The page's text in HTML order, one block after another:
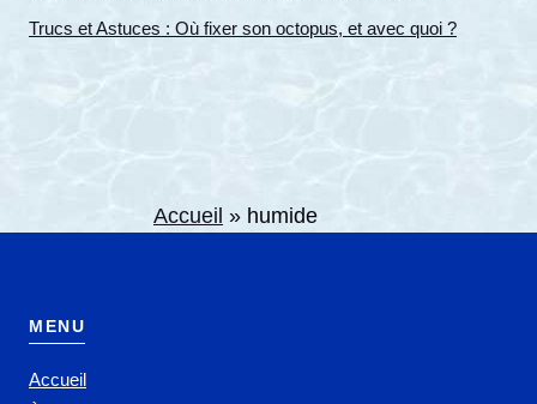
Trucs et Astuces : Où fixer son octopus, et avec quoi ?
Accueil » humide
MENU
Accueil